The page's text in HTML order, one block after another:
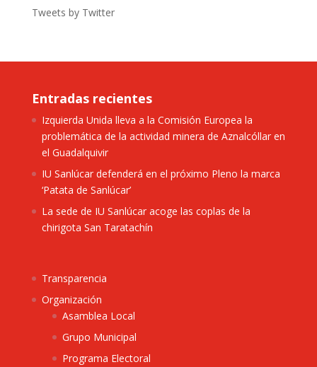
Tweets by Twitter
Entradas recientes
Izquierda Unida lleva a la Comisión Europea la
problemática de la actividad minera de Aznalcóllar en
el Guadalquivir
IU Sanlúcar defenderá en el próximo Pleno la marca
‘Patata de Sanlúcar’
La sede de IU Sanlúcar acoge las coplas de la
chirigota San Taratachín
Transparencia
Organización
Asamblea Local
Grupo Municipal
Programa Electoral